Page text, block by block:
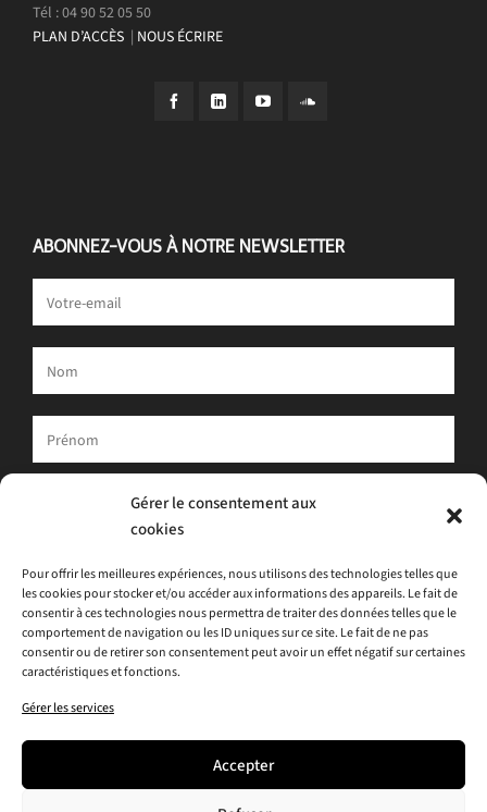
Gérer le consentement aux
cookies
Pour offrir les meilleures expériences, nous utilisons des technologies telles que
les cookies pour stocker et/ou accéder aux informations des appareils. Le fait de
consentir à ces technologies nous permettra de traiter des données telles que le
comportement de navigation ou les ID uniques sur ce site. Le fait de ne pas
consentir ou de retirer son consentement peut avoir un effet négatif sur certaines
caractéristiques et fonctions.
Gérer les services
Accepter
Tél : 04 90 52 05 50
PLAN D’ACCÈS | NOUS ÉCRIRE
ABONNEZ-VOUS À NOTRE NEWSLETTER
Votre adresse e-mail est uniquement utilisée pour vous envoyer
notre newsletter et des informations sur les activités d'ATLAS.
la newsletter.
J'acceptela politique de confidentialité